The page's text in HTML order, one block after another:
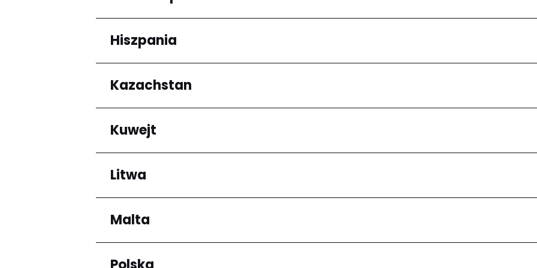
Arrondissement de Cayenne
Regiony
Grande-Terre
Hiszpania
Regiony
Andalucía
Kazachstan
Regiony
Almaty Region
Kuwejt
Regiony
Mubarak al-Kabir
Litwa
Regiony
Okręg kłajpedzki
Okręg mariampolski
Panevėžio apskritis
Malta
Regiony